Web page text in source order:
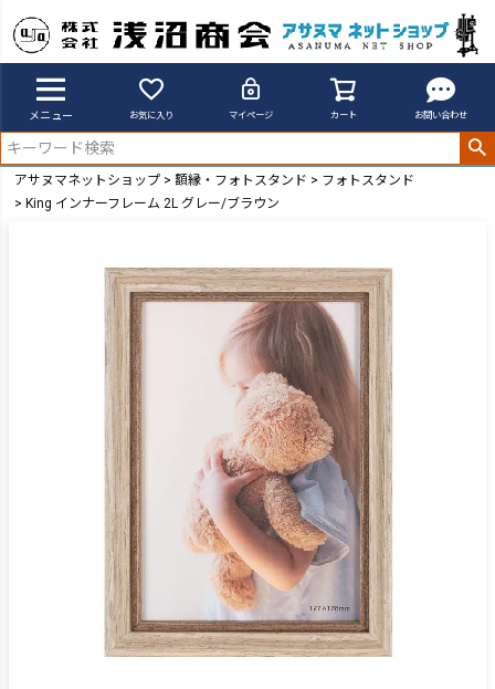
メニュー お気に入り マイページ カート お問い合わせ
アサヌマネットショップ 額縁・フォトスタンド
フォトスタンド
King インナーフレーム 2L グレー/ブラウン